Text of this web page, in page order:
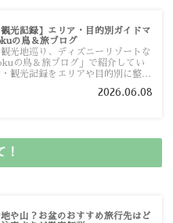
観光記録】エリア・目的別ガイドマ
の鳥＆旅ブログ
光地巡り、ディズニーリゾートな
の鳥＆旅ブログ」で紹介してい
観光記録をエリアや目的別に整理
らスムーズに見つけていただけま
2026.06.08
地や山？お盆のおすすめ旅行先はど